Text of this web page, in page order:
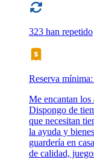
323 han repetido
Reserva
Me encantan
Dispongo de
que necesitan
la ayuda y
guardería en
de calidad,